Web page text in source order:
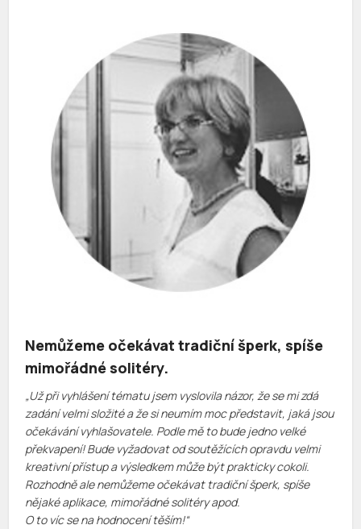
Nemůžeme očekávat tradiční šperk, spíše
mimořádné solitéry.
„Už při vyhlášení tématu jsem vyslovila názor, že se mi zdá
zadání velmi složité a že si neumím moc představit, jaká jsou
očekávání vyhlašovatele. Podle mě to bude jedno velké
překvapení! Bude vyžadovat od soutěžících opravdu velmi
kreativní přístup a výsledkem může být prakticky cokoli.
Rozhodně ale nemůžeme očekávat tradiční šperk, spíše
nějaké aplikace, mimořádné solitéry apod.
O to víc se na hodnocení těším!“